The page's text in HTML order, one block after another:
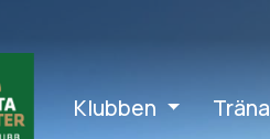
Klubben Träna